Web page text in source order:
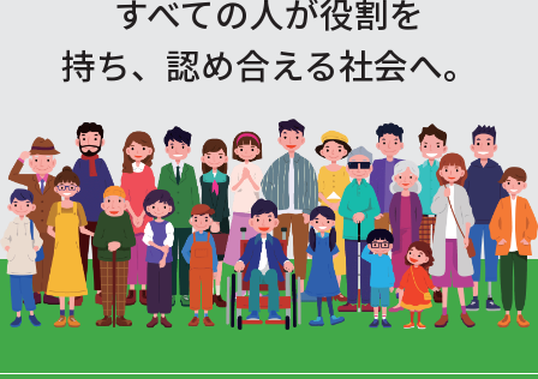
すべての人が役割を
持ち、認め合える社会へ。